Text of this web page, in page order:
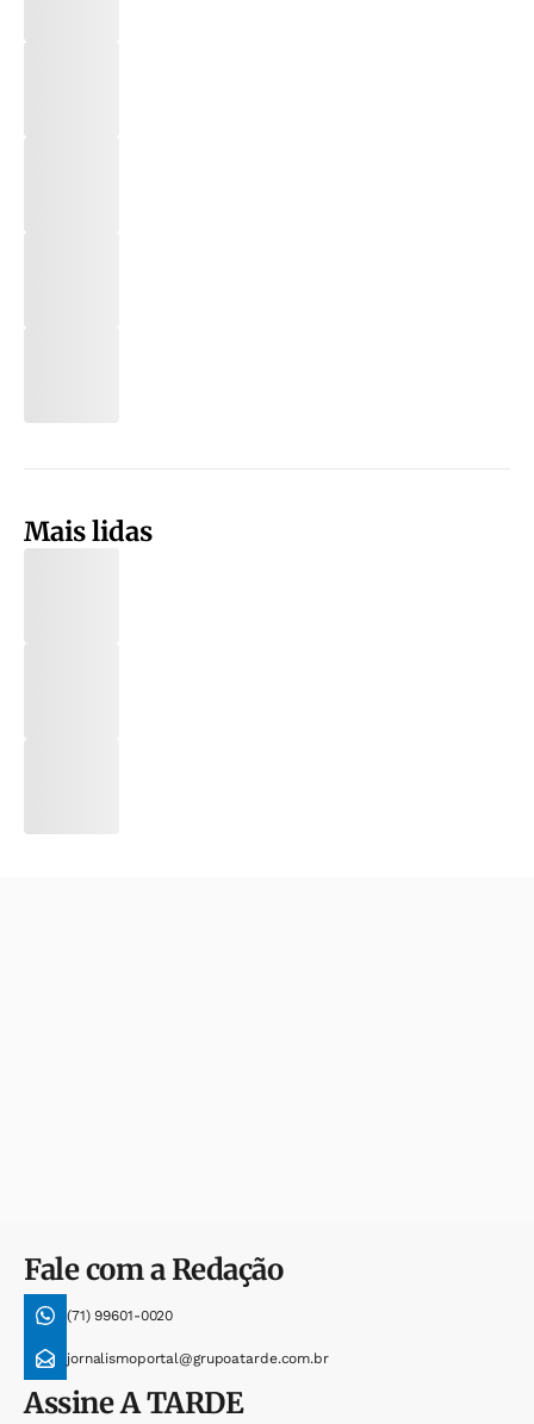
Mais lidas
Fale com a Redação
(71) 99601-0020
jornalismoportal@grupoatarde.com.br
AssineA TARDE